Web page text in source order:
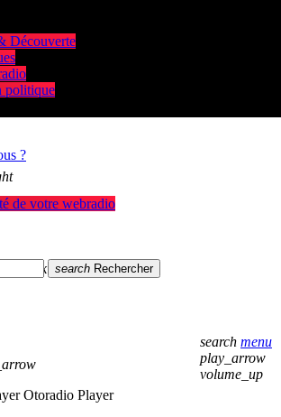
skip_next
Otoradio Player
Découverte
politique
?
de votre webradio
search menu
play_arrow
volume_up
search Rechercher